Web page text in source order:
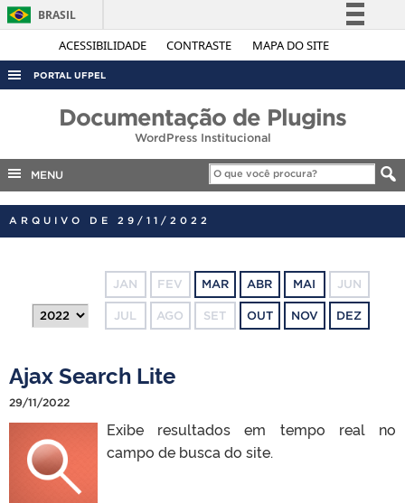
ACESSIBILIDADE CONTRASTE MAPA DO SITE
BRASIL
Simplifique!
Acesso à informação
Canais
PORTAL UFPEL
PORTARIAS
Documentação de Plugins
WordPress Institucional
MENU
ARQUIVO DE 29/11/2022
JAN FEV MAR ABR MAI JUN
JUL AGO SET OUT NOV DEZ
Ajax Search Lite
29/11/2022
Exibe resultados em tempo real no
campo de busca do site.